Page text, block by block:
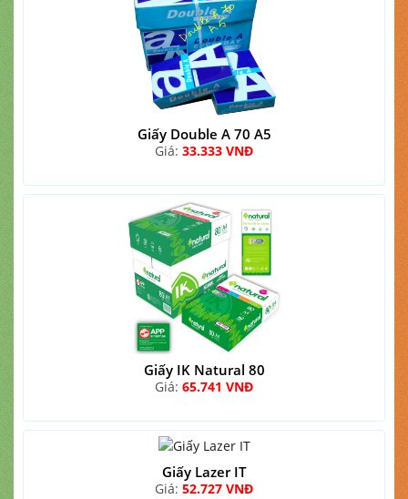
Giấy Double A 70 A5
Giá: 33.333 VNĐ
Giấy IK Natural 80
Giá: 65.741 VNĐ
Giấy Lazer IT
Giá: 52.727 VNĐ